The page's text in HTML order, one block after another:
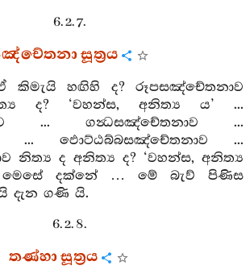
6. 2. 7.
සූත්‍රය
ඒ කිමැයි හඟිහි ද? රූපසඤ්චේතනාව
ද? ‘වහන්ස, අනිත්‍ය ය’ ...
... ගන්‍ධසඤ්චේතනාව ...
... ඵොට්ඨබ්බසඤ්චේතනාව ...
නිත්‍ය ද අනිත්‍ය ද? ‘වහන්ස, අනිත්‍ය
මෙසේ දක්නේ … මේ බැව් පිණිස
දැන ගණි යි.
6. 2. 8.
තණ්හා සූත්‍රය